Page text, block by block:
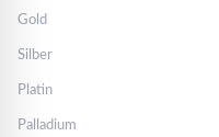
Gold
Silber
Platin
Palladium